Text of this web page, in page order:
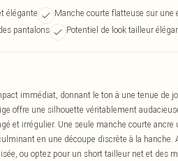
élégante Manche courte flatteuse sur une
pantalons
Potentiel de look tailleur
immédiat, donnant le ton à une tenue de
offre une silhouette véritablement
et irrégulier. Une seule manche courte
en une découpe discrète à la hanche.
ou optez pour un short tailleur net et des